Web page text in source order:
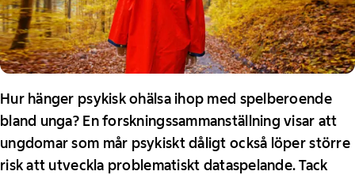
Hur hänger psykisk ohälsa ihop med spelberoende
bland unga? En forskningssammanställning visar att
ungdomar som mår psykiskt dåligt också löper större
risk att utveckla problematiskt dataspelande. Tack